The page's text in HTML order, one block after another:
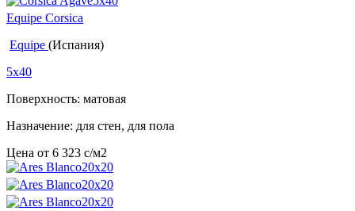
Equipe Corsica
Equipe (Испания)
5x40
Поверхность: матовая
Назначение: для стен, для пола
Цена от 6 323 c/м2